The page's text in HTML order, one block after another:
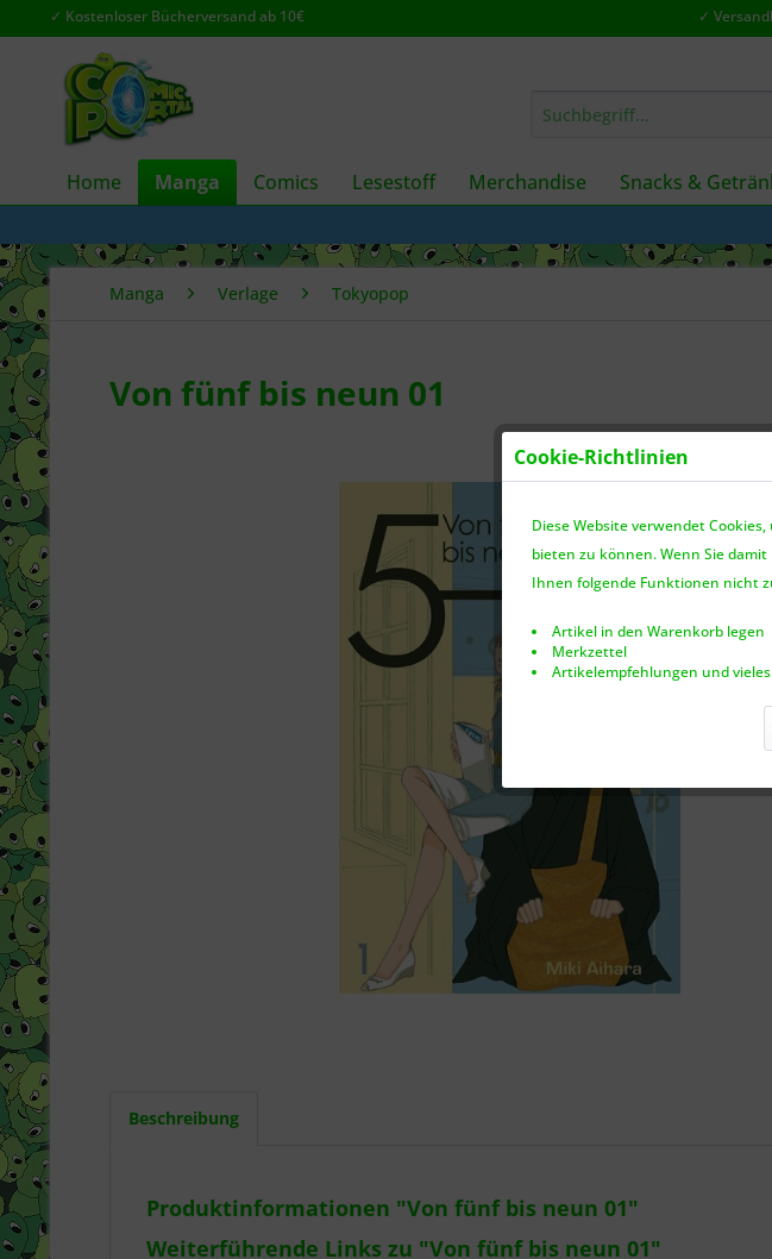
✓ Kostenloser Bücherversand ab 10€ ✓
Home Manga Comics Lesestoff Merchandise Snacks &
Manga Verlage Tokyopop
Von fünf bis neun 01
Beschreibung
Produktinformationen "Von fünf bis neun 01"
Weiterführende Links zu "Von fünf bis neun 01"
Cookie-Richtlinien
Diese Website verwendet
bieten zu können. Wenn Sie
Ihnen folgende Funktionen nicht
Artikel in den Warenkorb legen
Merkzettel
Artikelempfehlungen und